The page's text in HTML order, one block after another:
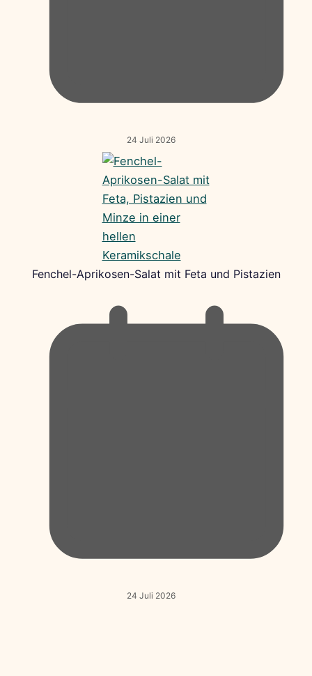
24 Juli 2026
Fenchel-Aprikosen-Salat mit Feta und Pistazien
24 Juli 2026